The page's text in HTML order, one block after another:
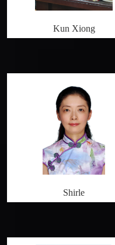
Kun Xiong
Shirle